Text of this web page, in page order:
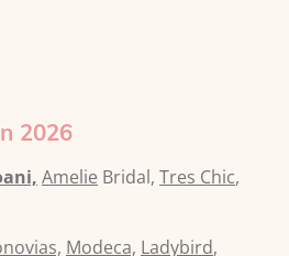
2026
Amelie Bridal, Tres Chic,
Modeca, Ladybird,